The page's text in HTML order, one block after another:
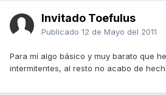
Invitado Toefulus
Publicado 12 de Mayo del 2011
Para mí algo básico y muy barato que
intermitentes, al resto no acabo de